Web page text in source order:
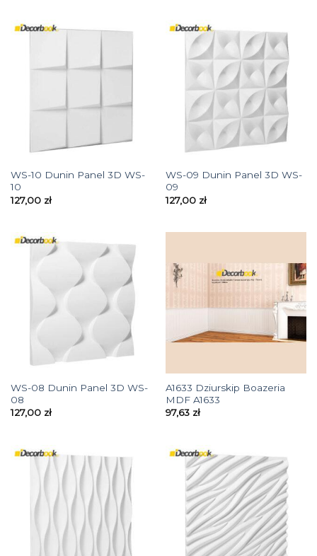
WS-10 Dunin Panel 3D WS-
10
127,00 zł
WS-09 Dunin Panel 3D WS-
09
127,00 zł
WS-08 Dunin Panel 3D WS-
08
127,00 zł
A1633 Dziurskip Boazeria
MDF A1633
97,63 zł